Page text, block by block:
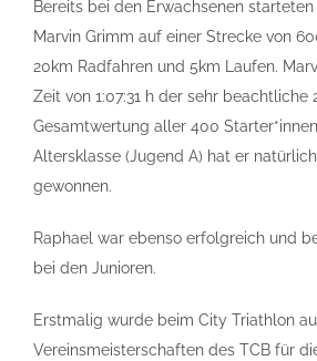
Bereits bei den Erwachsenen
Marvin Grimm auf einer Strecke von
20km Radfahren und 5km Laufen.
Zeit von 1:07:31 h der sehr beachtliche
Gesamtwertung aller 400
Altersklasse (Jugend A) hat er
gewonnen.
Raphael war ebenso erfolgreich und
bei den Junioren.
Erstmalig wurde beim City Triathlon
Vereinsmeisterschaften des TCB für